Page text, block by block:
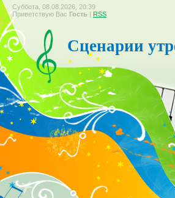
Суббота, 08.08.2026, 20:39
Приветствую Вас Гость | RSS
Сценарии